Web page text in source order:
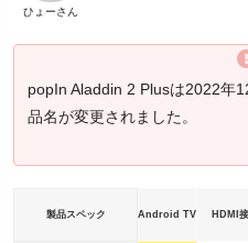
ひょーさん
popIn Aladdin 2 Plusは2022年
品名が変更されました。
製品スペック Android TV HDMI